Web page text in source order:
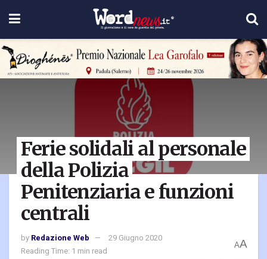
Ferie solidali al personale
della Polizia
Penitenziaria e funzioni
centrali
by Redazione Web
29 Giugno 2020
Reading Time: 1 min read
AA